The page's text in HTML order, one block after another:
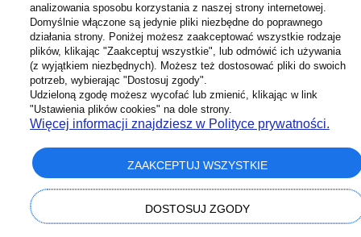
Jak dobrać rozdzielacze do
ogrzewania podłogowego do potrzeb
budynku
Dobór odpowiednich elementów instalacji ma realny wpływ
na komfort użytkowania oraz koszty eksploatacji.
Rozdzielacze ogrzewania podłogowego powinny być
dopasowane nie tylko do liczby pętli grzewczych, ale
również do charakterystyki budynku, zapotrzebowania
cieplnego oraz sposobu sterowania temperaturą. W praktyce
oznacza to konieczność uwzględnienia takich parametrów
analizowania sposobu korzystania z naszej strony internetowej.
Domyślnie włączone są jedynie pliki niezbędne do poprawnego
działania strony. Poniżej możesz zaakceptować wszystkie rodzaje
plików, klikając "Zaakceptuj wszystkie", lub odmówić ich używania
(z wyjątkiem niezbędnych). Możesz też dostosować pliki do swoich
potrzeb, wybierając "Dostosuj zgody".
Udzieloną zgodę możesz wycofać lub zmienić, klikając w link
"Ustawienia plików cookies" na dole strony.
Więcej informacji znajdziesz w Polityce prywatności.
ZAAKCEPTUJ WSZYSTKIE
DOSTOSUJ ZGODY